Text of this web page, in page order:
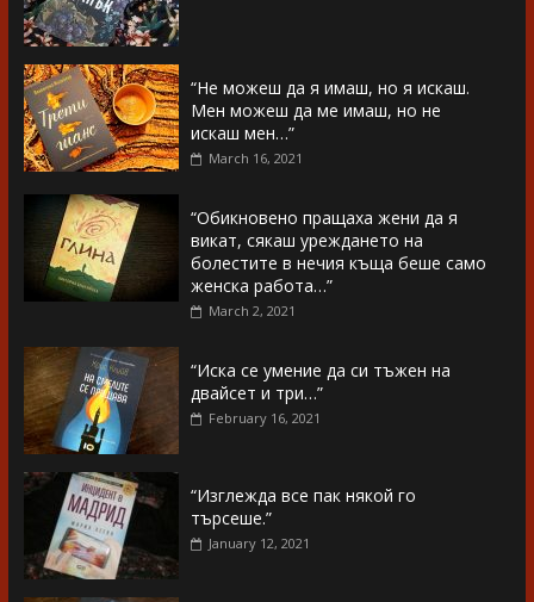
“Не можеш да я имаш, но я искаш.
Мен можеш да ме имаш, но не
искаш мен…”
March 16, 2021
“Обикновено пращаха жени да я
викат, сякаш уреждането на
болестите в нечия къща беше само
женска работа…”
March 2, 2021
“Иска се умение да си тъжен на
двайсет и три…”
February 16, 2021
“Изглежда все пак някой го
търсеше.”
January 12, 2021